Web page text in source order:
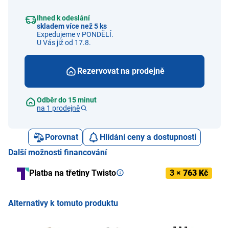
Ihned k odeslání
skladem více než 5 ks
Expedujeme v PONDĚLÍ.
U Vás již od 17.8.
Rezervovat na prodejně
Odběr do 15 minut
na 1 prodejně
Porovnat
Hlídání ceny a dostupnosti
Další možnosti financování
Platba na třetiny Twisto 3 × 763 Kč
Alternativy k tomuto produktu